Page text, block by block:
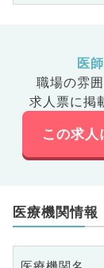
医
職場の雰
求人票に掲
この求人
医療機関情報